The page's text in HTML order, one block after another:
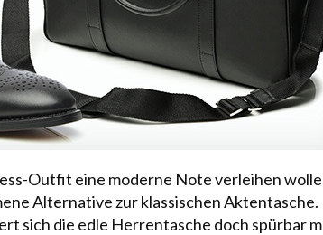
Outfit eine moderne Note verleihen
Alternative zur klassischen
sich die edle Herrentasche doch spürbar